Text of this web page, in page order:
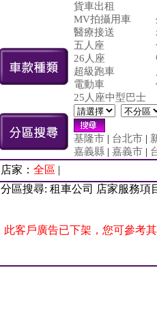
貨車出租
MV拍攝用車
醫療接送
五人座
26人座
超級跑車
電動車
25人座中型巴士
基隆市 | 台北市 |
嘉義縣 | 嘉義市 |
店家： 全區 |
分區搜尋: 租車公司 店家服務項
此客戶廣告已下架，您可參考